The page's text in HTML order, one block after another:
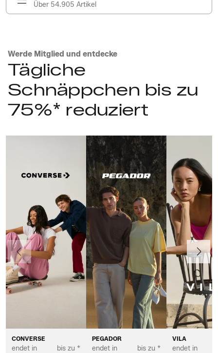
Über 54.905 Artikel
Werde Mitglied und entdecke
Tägliche
Schnäppchen bis zu
75%* reduziert
CONVERSE
endet in bis zu *
PEGADOR
endet in bis zu *
VILA
endet in
Vorherige Weiter